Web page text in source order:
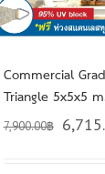
Commercial
Triangle 5x5x5
7,900.00฿